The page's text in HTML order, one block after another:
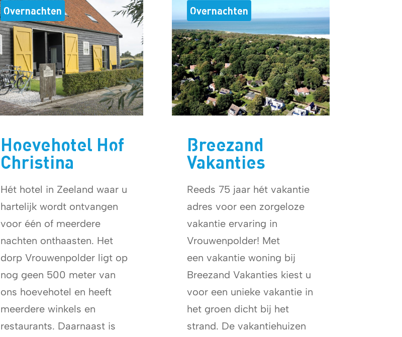
Overnachten
Hoevehotel Hof
Christina
Hét hotel in Zeeland waar u
hartelijk wordt ontvangen
voor één of meerdere
nachten onthaasten. Het
dorp Vrouwenpolder ligt op
nog geen 500 meter van
ons hoevehotel en heeft
meerdere winkels en
restaurants. Daarnaast is
Overnachten
Breezand
Vakanties
Reeds 75 jaar hét vakantie
adres voor een zorgeloze
vakantie ervaring in
Vrouwenpolder! Met
een vakantie woning bij
Breezand Vakanties kiest u
voor een unieke vakantie in
het groen dicht bij het
strand. De vakantiehuizen